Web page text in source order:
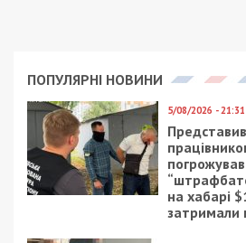
ПОПУЛЯРНІ НОВИНИ
5/08/2026 - 21:31
погрожував
на хабарі
затримали